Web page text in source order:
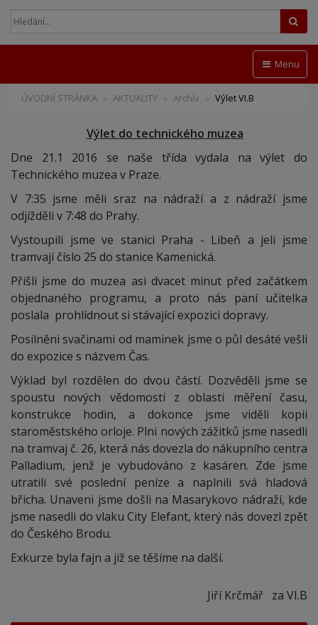
Menu
ÚVODNÍ STRÁNKA AKTUALITY Archív Výlet VI.B
Výlet do technického muzea
Dne 21.1 2016 se naše třída vydala na výlet do
Technického muzea v Praze.
V 7:35 jsme měli sraz na nádraží a z nádraží jsme
odjížděli v 7:48 do Prahy.
Vystoupili jsme ve stanici Praha - Libeň a jeli jsme
tramvají číslo 25 do stanice Kamenická.
Přišli jsme do muzea asi dvacet minut před začátkem
objednaného programu, a proto nás paní učitelka
poslala prohlídnout si stávající expozici dopravy.
Posilněni svačinami od maminek jsme o půl desáté vešli
do expozice s názvem Čas.
Výklad byl rozdělen do dvou částí. Dozvěděli jsme se
spoustu nových vědomostí z oblasti měření času,
konstrukce hodin, a dokonce jsme viděli kopii
staroměstského orloje. Plni nových zážitků jsme nasedli
na tramvaj č. 26, která nás dovezla do nákupního centra
Palladium, jenž je vybudováno z kasáren. Zde jsme
utratili své poslední peníze a naplnili svá hladová
břicha. Unaveni jsme došli na Masarykovo nádraží, kde
jsme nasedli do vlaku City Elefant, který nás dovezl zpět
do Českého Brodu.
Exkurze byla fajn a již se těšíme na další.
Jiří Krčmář za VI.B